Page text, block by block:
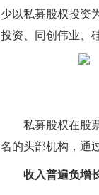
少以私募股权投资
投资、同创伟业、
私募股权在股
名的头部机构，通
收入普遍负增